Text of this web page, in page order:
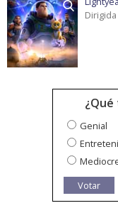
Genial
Votar